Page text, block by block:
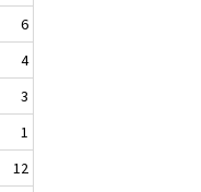
6
4
3
1
12